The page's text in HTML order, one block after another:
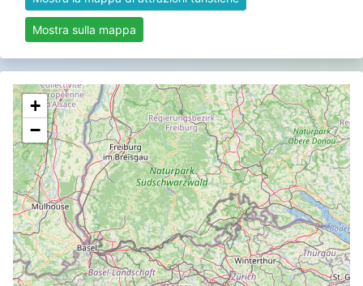
Mostra sulla mappa
+
−